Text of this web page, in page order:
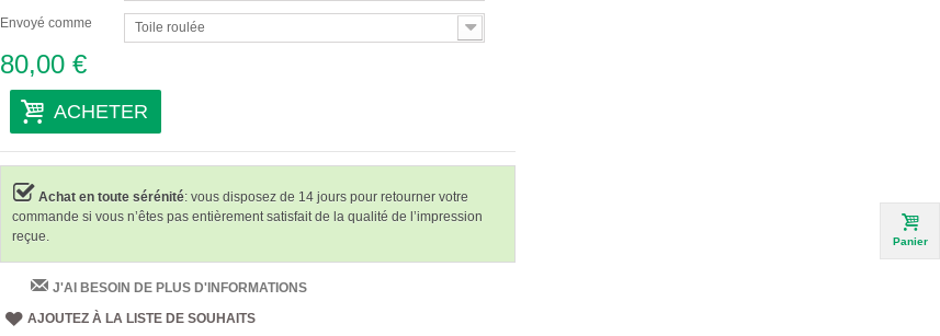
Envoyé comme Toile roulée
80,00 €
ACHETER
Achat en toute sérénité: vous disposez de 14 jours pour retourner votre
commande si vous n’êtes pas entièrement satisfait de la qualité de l’impression
reçue.
J'AI BESOIN DE PLUS D'INFORMATIONS
AJOUTEZ À LA LISTE DE SOUHAITS
Panier